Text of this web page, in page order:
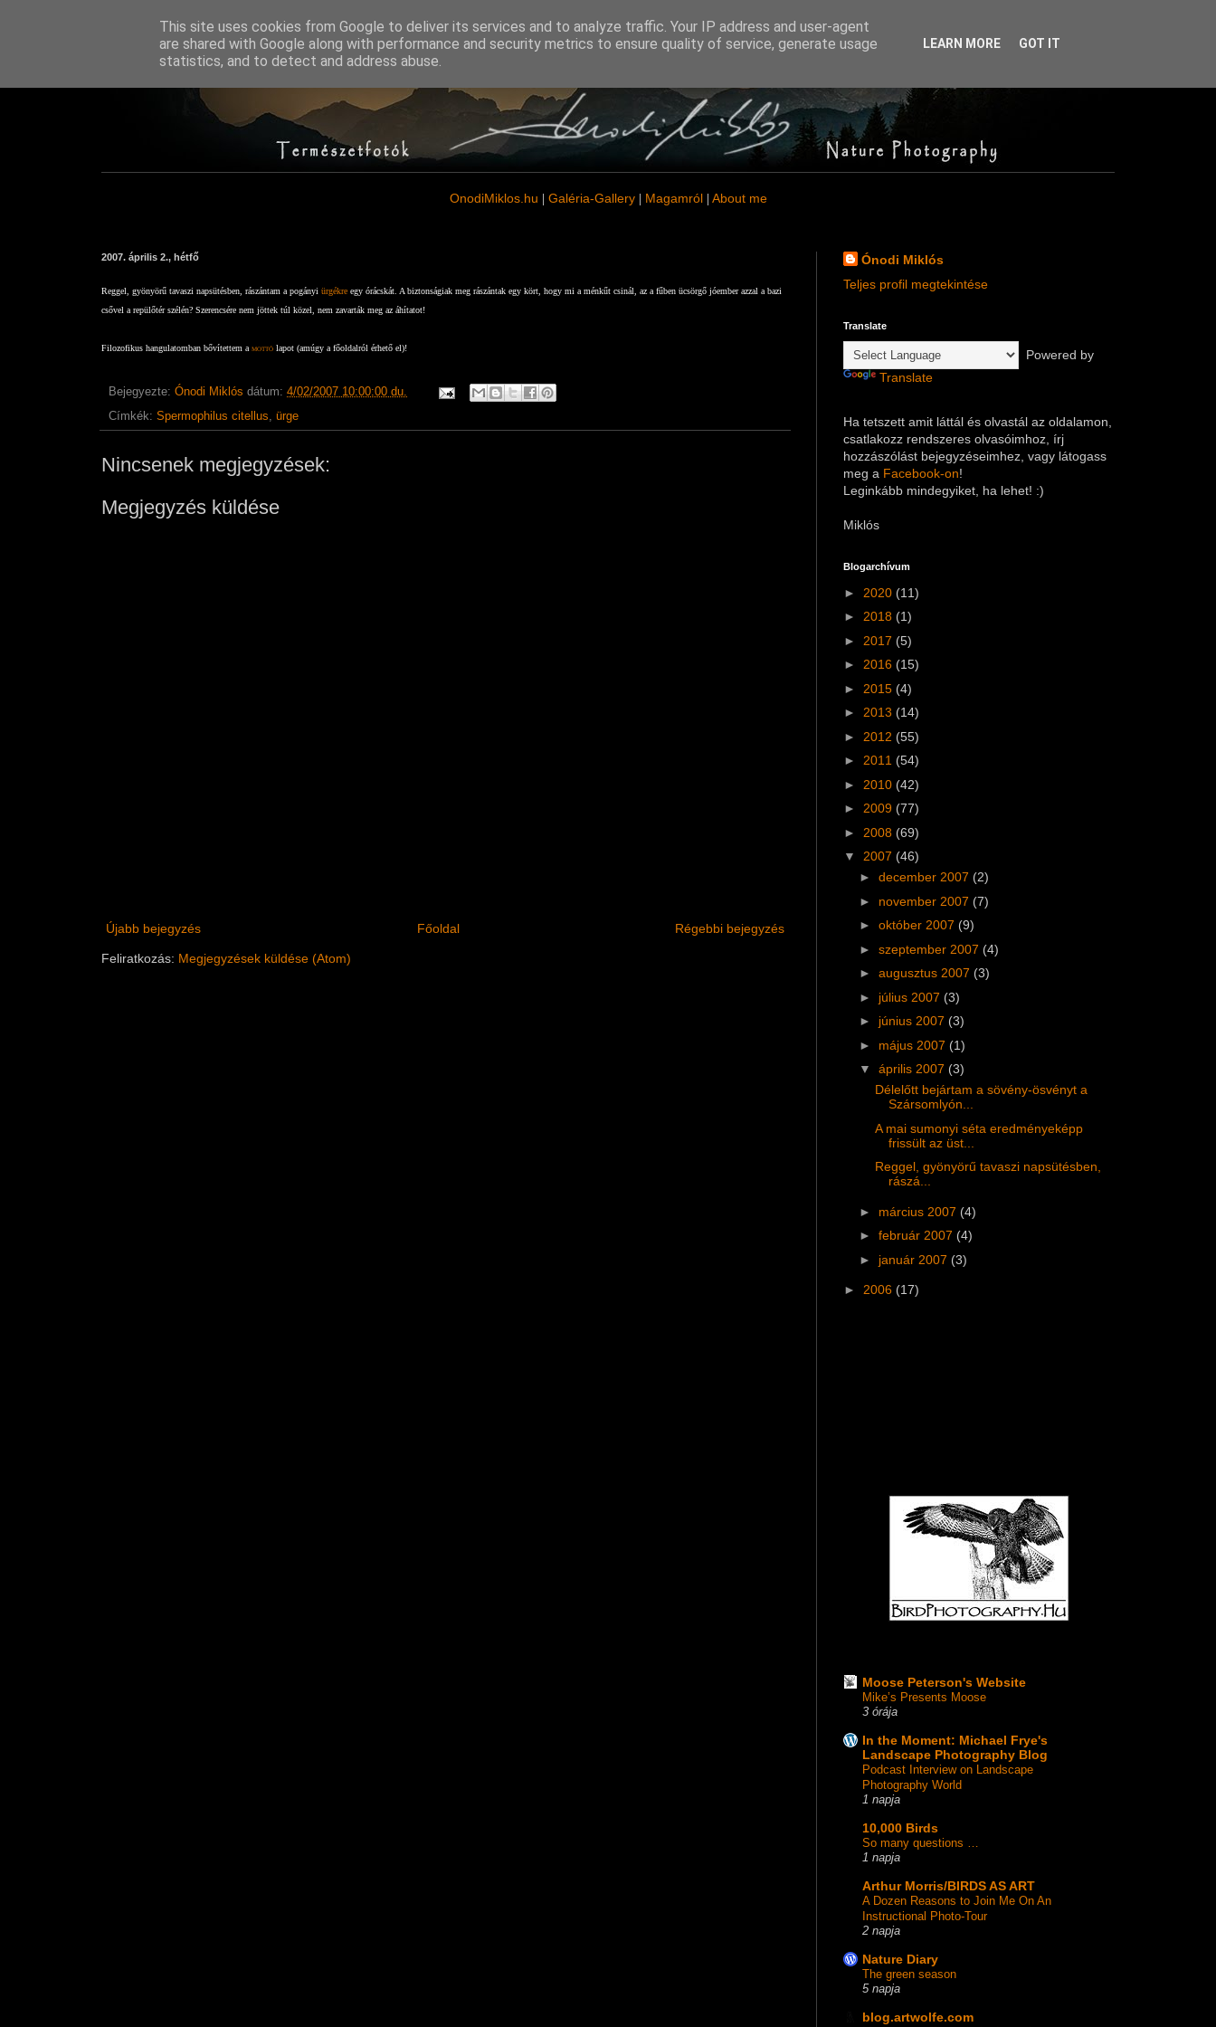
OnodiMiklos.hu Galéria-Gallery Magamról About me
2007. április 2., hétfő
Reggel, gyönyörű tavaszi napsütésben, rászántam a pogányi ürgékre egy órácskát. A biztonságiak meg rászántak egy kört, hogy mi a ménkűt csinál, az a fűben ücsörgő jóember azzal a bazi
csővel a repülőtér szélén? Szerencsére nem jöttek túl közel, nem zavarták meg az áhítatot!
Filozofikus hangulatomban bővítettem a mottó lapot (amúgy a főoldalról érhető el)!
Bejegyezte: Ónodi Miklós dátum: 4/02/2007 10:00:00 du.
Címkék: Spermophilus citellus, ürge
Nincsenek megjegyzések:
Megjegyzés küldése
Újabb bejegyzés Régebbi bejegyzés
Főoldal
Feliratkozás: Megjegyzések küldése (Atom)
Ónodi Miklós
Teljes profil megtekintése
Translate
Powered by
Translate
Ha tetszett amit láttál és olvastál az oldalamon,
csatlakozz rendszeres olvasóimhoz, írj
hozzászólást bejegyzéseimhez , vagy látogass
meg a Facebook-on!
Leginkább mindegyiket, ha lehet! :)
Miklós
Blogarchívum
► 2020 (11)
► 2018 (1)
► 2017 (5)
► 2016 (15)
► 2015 (4)
► 2013 (14)
► 2012 (55)
► 2011 (54)
► 2010 (42)
► 2009 (77)
► 2008 (69)
▼ 2007 (46)
► december 2007 (2)
► november 2007 (7)
► október 2007 (9)
► szeptember 2007 (4)
► augusztus 2007 (3)
► július 2007 (3)
► június 2007 (3)
► május 2007 (1)
▼ április 2007 (3)
Délelőtt bejártam a sövény-ösvényt a
Szársomlyón...
A mai sumonyi séta eredményeképp
frissült az üst...
Reggel, gyönyörű tavaszi napsütésben,
rászá...
► március 2007 (4)
► február 2007 (4)
► január 2007 (3)
► 2006 (17)
Moose Peterson's Website
Mike’s Presents Moose
3 órája
In the Moment: Michael Frye's
Landscape Photography Blog
Podcast Interview on Landscape
Photography World
1 napja
10,000 Birds
So many questions …
1 napja
Arthur Morris/BIRDS AS ART
A Dozen Reasons to Join Me On An
Instructional Photo-Tour
2 napja
Nature Diary
The green season
5 napja
blog.artwolfe.com
This site uses cookies from Google to deliver its services and to analyze traffic. Your IP address and user-agent
are shared with Google along with performance and security metrics to ensure quality of service, generate usage
statistics, and to detect and address abuse.
LEARN MORE GOT IT